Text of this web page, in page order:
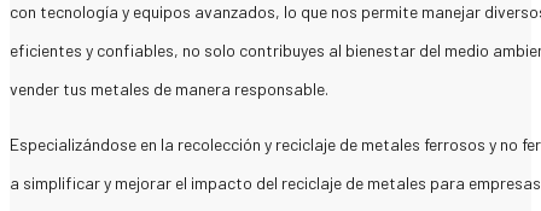
con tecnología y equipos avanzados, lo que nos permite manejar
eficientes y confiables, no solo contribuyes al bienestar del medio
vender tus metales de manera responsable.
Especializándose en la recolección y reciclaje de metales ferrosos y no
a simplificar y mejorar el impacto del reciclaje de metales para